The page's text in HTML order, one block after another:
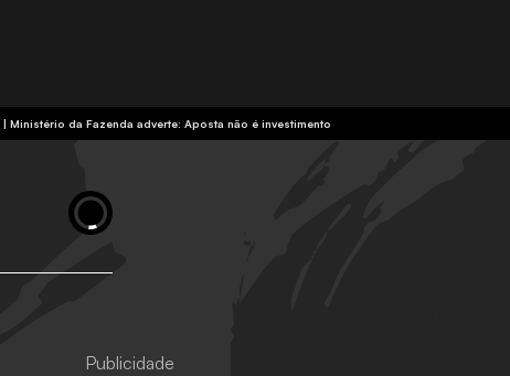
| Ministério da Fazenda adverte: Aposta não é investimento